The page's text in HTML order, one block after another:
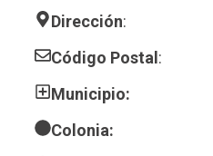
Dirección:
Código Postal :
Municipio:
Colonia: